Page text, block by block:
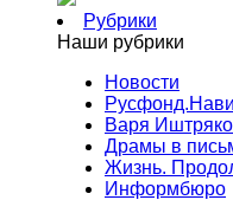
Рубрики
Наши рубрики
Новости
Варя
Драмы в
Жизнь.
Информбюро